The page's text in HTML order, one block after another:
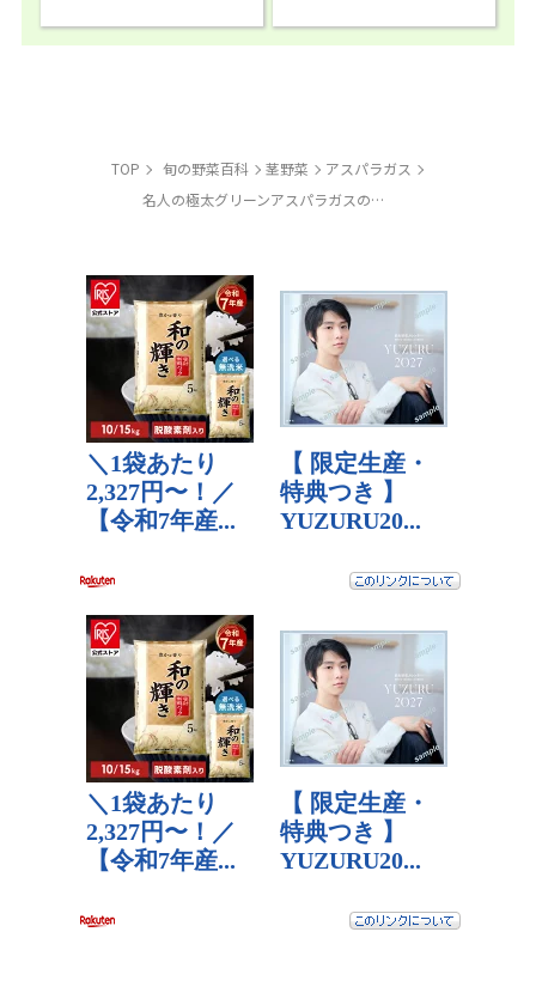
TOP 旬の野菜百科 茎野菜
アスパラガス
名人の極太グリーンアスパラガスの画像一覧